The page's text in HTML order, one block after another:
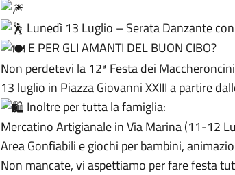
Lunedì 13 Luglio – Serata Danzante
E PER GLI AMANTI DEL BUON CIBO?
Non perdetevi la 12ª Festa dei
13 luglio in Piazza Giovanni XXIII a partire
Inoltre per tutta la famiglia:
Mercatino Artigianale in Via Marina (11-12
Area Gonfiabili e giochi per bambini,
Non mancate, vi aspettiamo per fare festa